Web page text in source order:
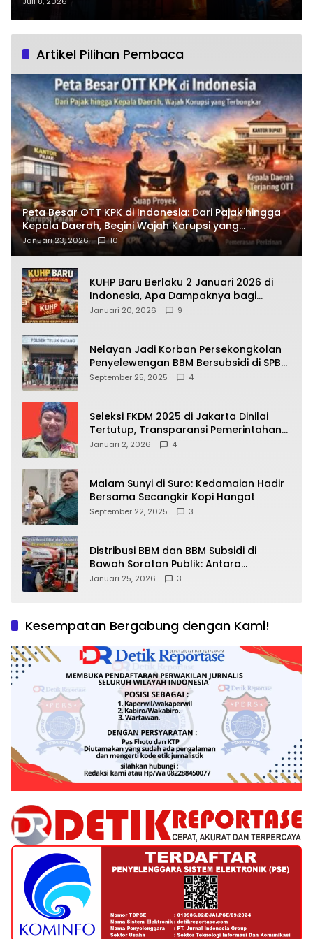
Artikel Pilihan Pembaca
Peta Besar OTT KPK di Indonesia: Dari Pajak hingga
Kepala Daerah, Begini Wajah Korupsi yang
Terbongkar
Januari 23, 2026 10
KUHP Baru Berlaku 2 Januari 2026 di
Indonesia, Apa Dampaknya bagi
Kehidupan Warga? Ini Aturan Kunci
Januari 20, 2026 9
Nelayan Jadi Korban Persekongkolan
Penyelewengan BBM Bersubsidi di SPBU
64.78809 Teluk Batang
September 25, 2025 4
Seleksi FKDM 2025 di Jakarta Dinilai
Tertutup, Transparansi Pemerintahan
Pramono–Rano Dipertanyakan
Januari 2, 2026 4
Malam Sunyi di Suro: Kedamaian Hadir
Bersama Secangkir Kopi Hangat
September 22, 2025 3
Distribusi BBM dan BBM Subsidi di
Bawah Sorotan Publik: Antara
Kepentingan Negara, Hak Konsumen,
Januari 25, 2026 3
Kesempatan Bergabung dengan Kami!